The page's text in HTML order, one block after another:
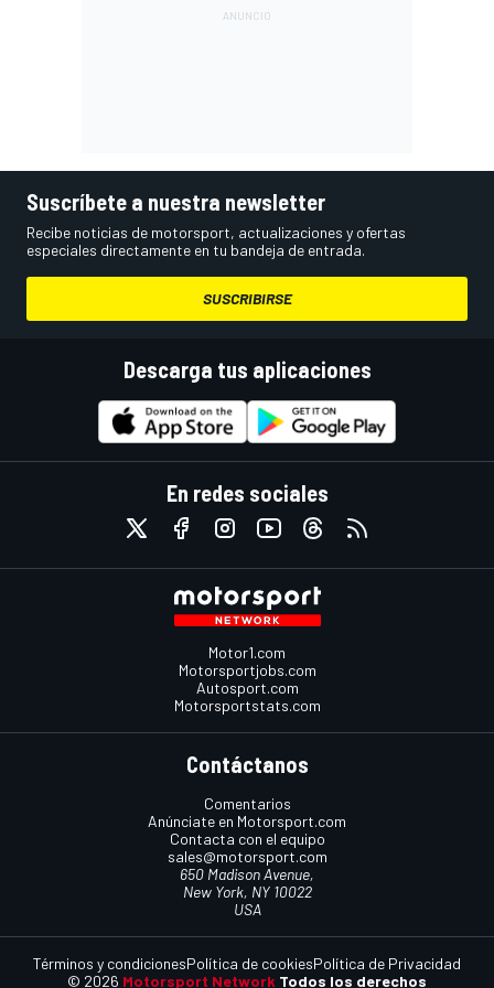
Suscríbete a nuestra newsletter
Recibe noticias de motorsport, actualizaciones y ofertas
especiales directamente en tu bandeja de entrada.
SUSCRIBIRSE
Descarga tus aplicaciones
En redes sociales
Motor1.com
Motorsportjobs.com
Autosport.com
Motorsportstats.com
Contáctanos
Comentarios
Anúnciate en Motorsport.com
Contacta con el equipo
sales@motorsport.com
650 Madison Avenue,
New York, NY 10022
USA
© 2026 Motorsport Network Todos los derechos
Términos y condicionesPolítica de cookiesPolítica de Privacidad